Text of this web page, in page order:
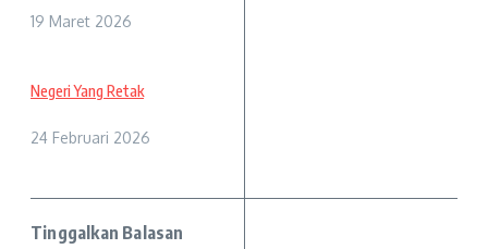
19 Maret 2026
Negeri Yang Retak
24 Februari 2026
Tinggalkan Balasan